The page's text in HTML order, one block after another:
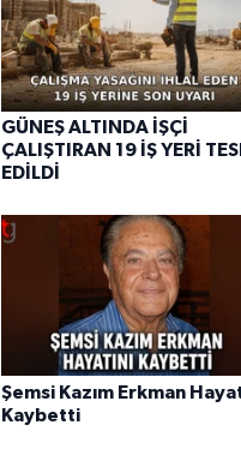
GÜNEŞ ALTINDA İŞÇİ
ÇALIŞTIRAN 19 İŞ YERİ
EDİLDİ
Şemsi Kazım Erkman
Kaybetti